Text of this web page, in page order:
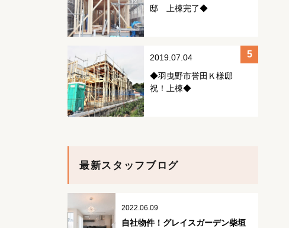
邸 上棟完了◆
2019.07.04
◆羽曳野市誉田Ｋ様邸
祝！上棟◆
最新スタッフブログ
2022.06.09
自社物件！グレイスガーデン柴垣